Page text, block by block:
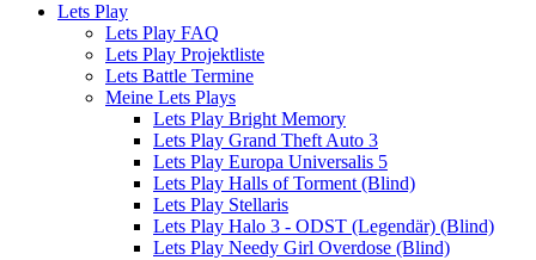
Lets Play
Lets Play FAQ
Lets Play Projektliste
Lets Battle Termine
Meine Lets Plays
Lets Play Bright Memory
Lets Play Grand Theft Auto 3
Lets Play Europa Universalis 5
Lets Play Halls of Torment (Blind)
Lets Play Stellaris
Lets Play Halo 3 - ODST (Legendär) (Blind)
Lets Play Needy Girl Overdose (Blind)